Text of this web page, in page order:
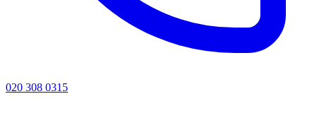
020 308 0315